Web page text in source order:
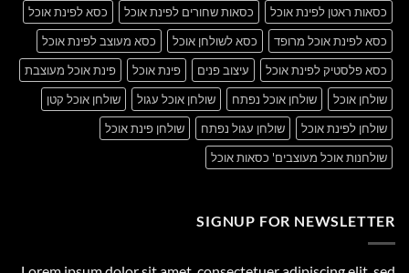
כסאות ראטן לפינת אוכל
כסאות שחורים לפינת אוכל
כסא לפינת אוכל
כסא לפינת אוכל מרופד
כסא לשולחן אוכל
כסא מעוצב לפינת אוכל
כסא פלסטיק לפינת אוכל
עיצוב פנים פינת אוכל
פינת אוכל מעוצבת
שולחן אוכל
שולחן אוכל נפתח שולחן אוכל עגול
שולחן אוכל קטן
שולחן לפינת אוכל
שולחן עגול נפתח
שולחן פינת אוכל
שולחנות אוכל מעוצבים' כסאות אוכל
SIGNUP FOR NEWSLETTER